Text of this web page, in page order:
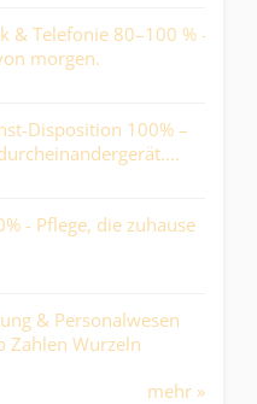
Auftrags- &
in die Industrie!.
Steuerexperte/in oder dipl.
angestellt. Beteiligt..
Immobilien im Blick....
mehr »